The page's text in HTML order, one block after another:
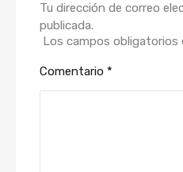
Tu dirección de correo
publicada.
Los campos obligatorios
Comentario *